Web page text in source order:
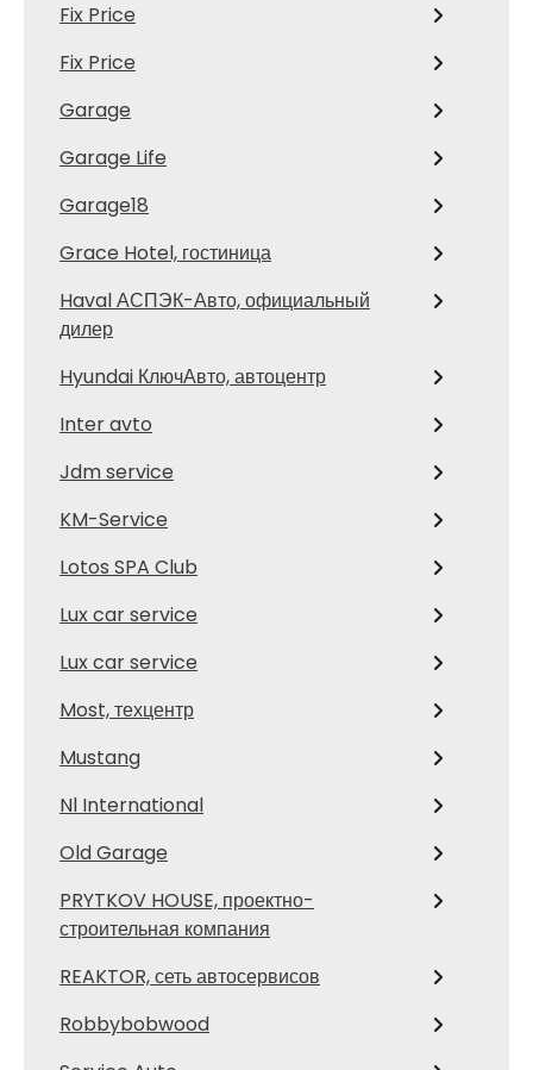
Fix Price
Fix Price
Garage
Garage Life
Garage18
Grace Hotel, гостиница
Haval АСПЭК-Авто, официальный
дилер
Hyundai КлючАвто, автоцентр
Inter avto
Jdm service
KM-Service
Lotos SPA Club
Lux car service
Lux car service
Most, техцентр
Mustang
Nl International
Old Garage
PRYTKOV HOUSE, проектно-
строительная компания
REAKTOR, сеть автосервисов
Robbybobwood